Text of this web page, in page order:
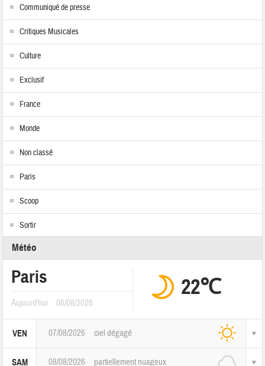
Communiqué de presse
Critiques Musicales
Culture
Exclusif
France
Monde
Non classé
Paris
Scoop
Sortir
Météo
Paris
Aujourd'hui 06/08/2026
22℃
VEN 07/08/2026 ciel dégagé
SAM 08/08/2026 partiellement nuageux